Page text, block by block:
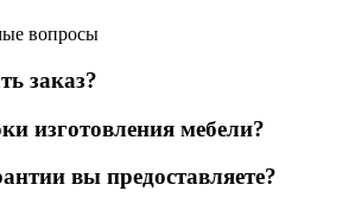
вопросы
заказ?
изготовления мебели?
вы предоставляете?